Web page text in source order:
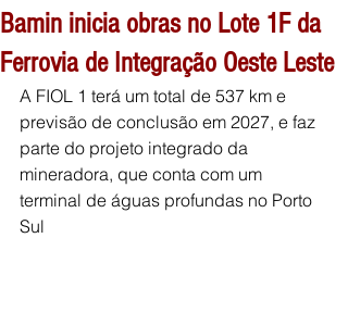
Bamin inicia obras no Lote 1F da
Ferrovia de Integração Oeste Leste
A FIOL 1 terá um total de 537 km e
previsão de conclusão em 2027, e faz
parte do projeto integrado da
mineradora, que conta com um
terminal de águas profundas no Porto
Sul